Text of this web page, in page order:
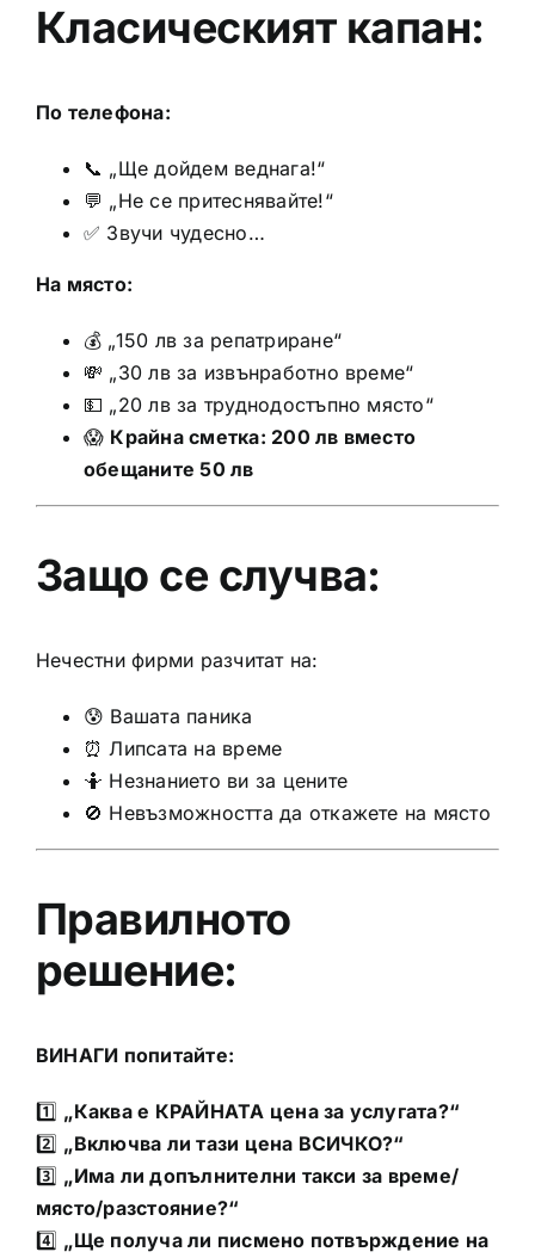
Класическият капан:
По телефона:
📞 „Ще дойдем веднага!“
💬 „Не се притеснявайте!“
✅ Звучи чудесно…
На място:
💰 „150 лв за репатриране“
💸 „30 лв за извънработно време“
💵 „20 лв за труднодостъпно място“
😱 Крайна сметка: 200 лв вместо
обещаните 50 лв
Защо се случва:
Нечестни фирми разчитат на:
😰 Вашата паника
⏰ Липсата на време
🤷 Незнанието ви за цените
🚫 Невъзможността да откажете на място
Правилното
решение:
ВИНАГИ попитайте:
1️⃣ „Каква е КРАЙНАТА цена за услугата?“
2️⃣ „Включва ли тази цена ВСИЧКО?“
3️⃣ „Има ли допълнителни такси за време/
място/разстояние?“
4️⃣ „Ще получа ли писмено потвърждение на